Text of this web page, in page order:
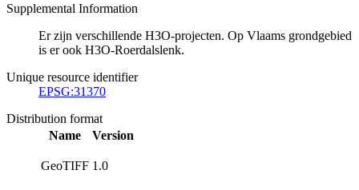
Supplemental Information
Er zijn verschillende H3O-projecten. Op Vlaams grondgebied
is er ook H3O-Roerdalslenk.
Unique resource identifier
EPSG:31370
Distribution format
Name
Version
GeoTIFF 1.0